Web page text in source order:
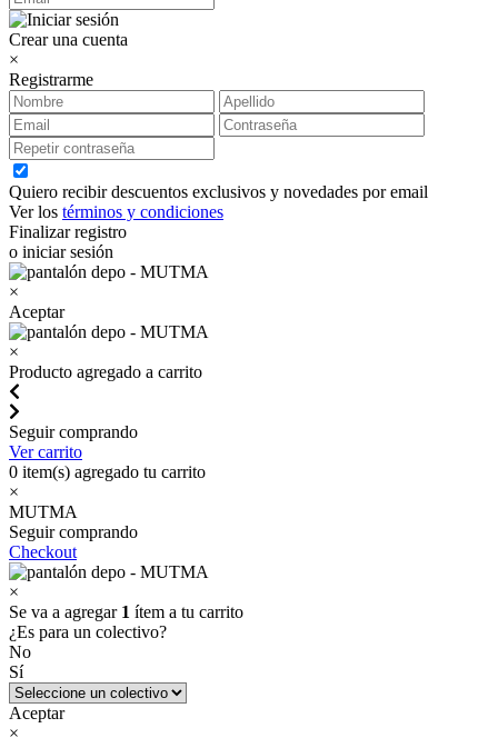
Crear una cuenta
×
Registrarme
Quiero recibir descuentos exclusivos y novedades por email
Ver los términos y condiciones
Finalizar registro
o iniciar sesión
×
Aceptar
×
Producto agregado a carrito
Seguir comprando
Ver carrito
0 item(s) agregado tu carrito
×
MUTMA
Seguir comprando
Checkout
×
Se va a agregar 1 ítem a tu carrito
¿Es para un colectivo?
No
Sí
Aceptar
×